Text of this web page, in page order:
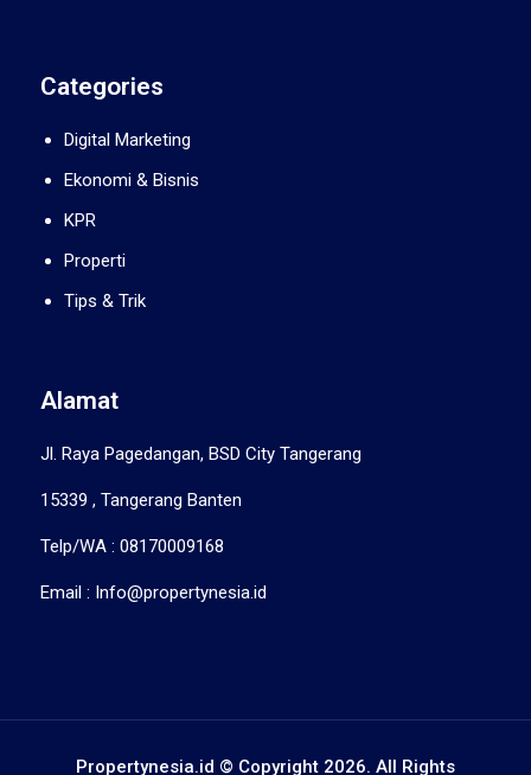
Categories
Digital Marketing
Ekonomi & Bisnis
KPR
Properti
Tips & Trik
Alamat
Jl. Raya Pagedangan, BSD City Tangerang
15339 , Tangerang Banten
Telp/WA : 08170009168
Email : Info@propertynesia.id
Propertynesia.id © Copyright 2026. All Rights